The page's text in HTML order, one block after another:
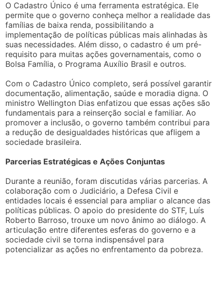
O Cadastro Único é uma ferramenta estratégica. Ele
permite que o governo conheça melhor a realidade das
famílias de baixa renda, possibilitando a
implementação de políticas públicas mais alinhadas às
suas necessidades. Além disso, o cadastro é um pré-
requisito para muitas ações governamentais, como o
Bolsa Família, o Programa Auxílio Brasil e outros.
Com o Cadastro Único completo, será possível garantir
documentação, alimentação, saúde e moradia digna. O
ministro Wellington Dias enfatizou que essas ações são
fundamentais para a reinserção social e familiar. Ao
promover a inclusão, o governo também contribui para
a redução de desigualdades históricas que afligem a
sociedade brasileira.
Parcerias Estratégicas e Ações Conjuntas
Durante a reunião, foram discutidas várias parcerias. A
colaboração com o Judiciário, a Defesa Civil e
entidades locais é essencial para ampliar o alcance das
políticas públicas. O apoio do presidente do STF, Luís
Roberto Barroso, trouxe um novo ânimo ao diálogo. A
articulação entre diferentes esferas do governo e a
sociedade civil se torna indispensável para
potencializar as ações no enfrentamento da pobreza.